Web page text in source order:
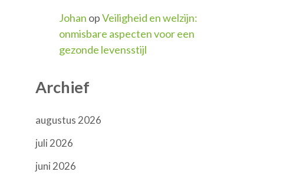
Johan opVeiligheid en welzijn:
onmisbare aspecten voor een
gezonde levensstijl
Archief
augustus 2026
juli 2026
juni 2026